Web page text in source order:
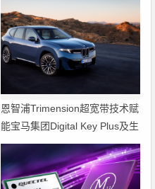
恩智浦Trimension超宽带技术赋
能宝马集团Digital Key Plus及生
命体存在检测功能